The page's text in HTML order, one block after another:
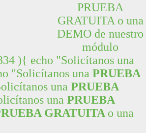
PRUEBA
GRATUITA o una
DEMO de nuestro
módulo
){ echo "Solicítanos una
"Solicítanos una PRUEBA
una PRUEBA
una PRUEBA
GRATUITA o una